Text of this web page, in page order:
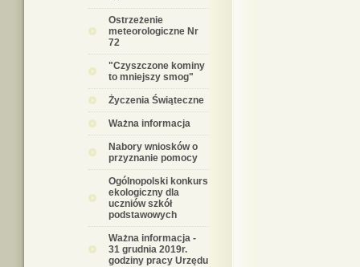
Ostrzeżenie
meteorologiczne Nr
72
"Czyszczone kominy
to mniejszy smog"
Życzenia Świąteczne
Ważna informacja
Nabory wniosków o
przyznanie pomocy
Ogólnopolski konkurs
ekologiczny dla
uczniów szkół
podstawowych
Ważna informacja -
31 grudnia 2019r.
godziny pracy Urzędu